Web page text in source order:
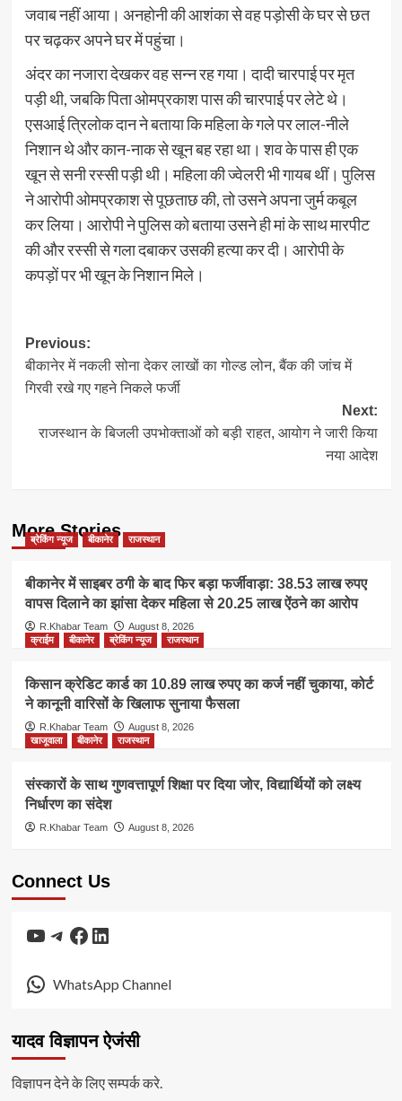
जवाब नहीं आया। अनहोनी की आशंका से वह पड़ोसी के घर से छत
पर चढ़कर अपने घर में पहुंचा।
अंदर का नजारा देखकर वह सन्न रह गया। दादी चारपाई पर मृत
पड़ी थी, जबकि पिता ओमप्रकाश पास की चारपाई पर लेटे थे।
एसआई त्रिलोक दान ने बताया कि महिला के गले पर लाल-नीले
निशान थे और कान-नाक से खून बह रहा था। शव के पास ही एक
खून से सनी रस्सी पड़ी थी। महिला की ज्वेलरी भी गायब थीं। पुलिस
ने आरोपी ओमप्रकाश से पूछताछ की, तो उसने अपना जुर्म कबूल
कर लिया। आरोपी ने पुलिस को बताया उसने ही मां के साथ मारपीट
की और रस्सी से गला दबाकर उसकी हत्या कर दी। आरोपी के
कपड़ों पर भी खून के निशान मिले।
Post
navigation
Previous:
बीकानेर में नकली सोना देकर लाखों का गोल्ड लोन, बैंक की जांच में
गिरवी रखे गए गहने निकले फर्जी
Next:
राजस्थान के बिजली उपभोक्ताओं को बड़ी राहत, आयोग ने जारी किया
नया आदेश
More Stories
ब्रेकिंग न्यूज बीकानेर राजस्थान
बीकानेर में साइबर ठगी के बाद फिर बड़ा फर्जीवाड़ा: 38.53 लाख रुपए
वापस दिलाने का झांसा देकर महिला से 20.25 लाख ऐंठने का आरोप
R.Khabar Team
August 8, 2026
क्राईम
बीकानेर ब्रेकिंग न्यूज राजस्थान
किसान क्रेडिट कार्ड का 10.89 लाख रुपए का कर्ज नहीं चुकाया, कोर्ट
ने कानूनी वारिसों के खिलाफ सुनाया फैसला
R.Khabar Team
August 8, 2026
खाजूवाला
बीकानेर राजस्थान
संस्कारों के साथ गुणवत्तापूर्ण शिक्षा पर दिया जोर, विद्यार्थियों को लक्ष्य
निर्धारण का संदेश
R.Khabar Team August 8, 2026
Connect Us
YouTube
Telegram
Facebook
LinkedIn
WhatsApp Channel
यादव विज्ञापन ऐजंसी
विज्ञापन देने के लिए सम्पर्क करे.